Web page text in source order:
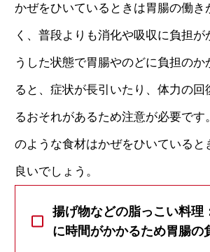
かぜをひいているときは胃腸の働き
く、普段よりも消化や吸収に負担が
うした状態で胃腸やのどに負担のか
ると、症状が長引いたり、体力の回
るおそれがあるため注意が必要です
のような食材はかぜをひいていると
良いでしょう。
揚げ物などの脂っこい料理
に時間がかかるため胃腸の